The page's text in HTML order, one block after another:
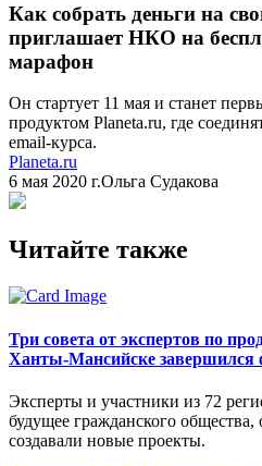
Как собрать деньги на
приглашает НКО на
марафон
Он стартует 11 мая и станет
продуктом Planeta.ru, где
email-курса.
Planeta.ru
6 мая 2020 г.Ольга Судакова
Читайте также
Три совета от экспертов по
Ханты-Мансийске завершился
Эксперты и участники из 72
будущее гражданского
создавали новые проекты.